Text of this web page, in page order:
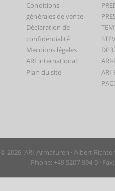
Conditions
générales de vente
Déclaration de
confidentialité
Mentions légales
ARI international
Plan du site
© 2026 ARI-Armaturen · Albert
Phone: +49 5207 994-0 ·